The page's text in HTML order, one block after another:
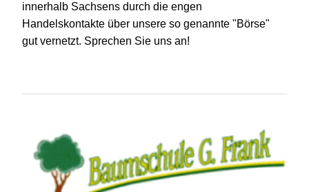
innerhalb Sachsens durch die engen
Handelskontakte über unsere so genannte "Börse"
gut vernetzt. Sprechen Sie uns an!